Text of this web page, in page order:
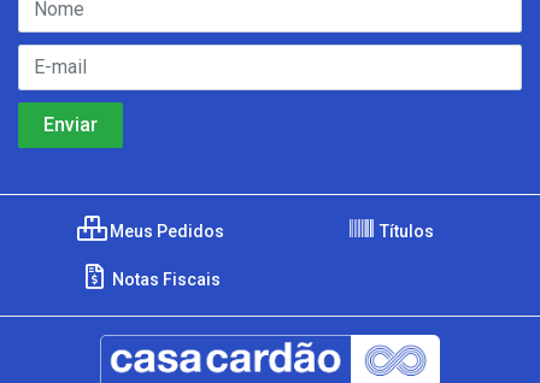
Meus Pedidos Títulos
Notas Fiscais